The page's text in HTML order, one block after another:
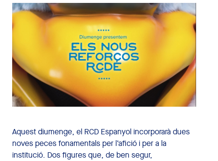
Aquest diumenge, el RCD Espanyol incorporarà dues
noves peces fonamentals per l’afició i per a la
institució. Dos figures que, de ben segur,